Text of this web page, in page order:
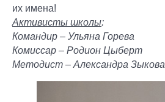
их имена!
Активисты школы:
Командир – Ульяна Горева
Комиссар – Родион Цыберт
Методист – Александра Зыкова